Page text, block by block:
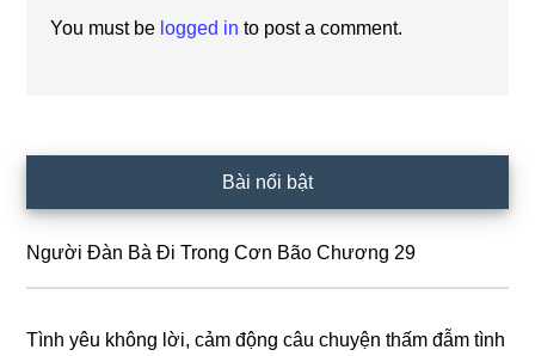
You must be logged in to post a comment.
Sidebar
Bài nổi bật
Người Đàn Bà Đi Trong Cơn Bão Chương 29
Tình yêu không lời, cảm động câu chuyện thấm đẫm tình